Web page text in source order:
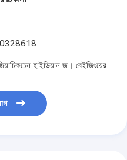
হাইডিয়ান জ। বেইজিংয়ের